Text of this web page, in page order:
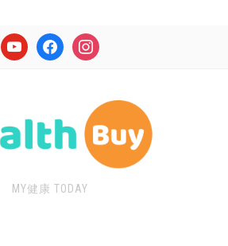
youtube facebookinstagram
MY健康 TODAY